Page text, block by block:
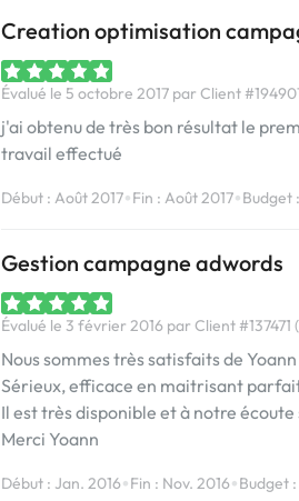
Creation optimisation
Évalué le 5 octobre 2017 par Client
j'ai obtenu de très bon résultat le
travail effectué
Début : Août 2017•Fin : Août 2017•Budget
Gestion campagne adwords
Évalué le 3 février 2016 par Client #137471
Nous sommes très satisfaits de
Sérieux, efficace en maitrisant
Il est très disponible et à notre
Merci Yoann
Début : Jan. 2016•Fin : Nov. 2016•Budget